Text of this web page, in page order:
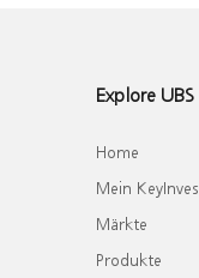
Explore
Home
Mein
Märkte
Produkte